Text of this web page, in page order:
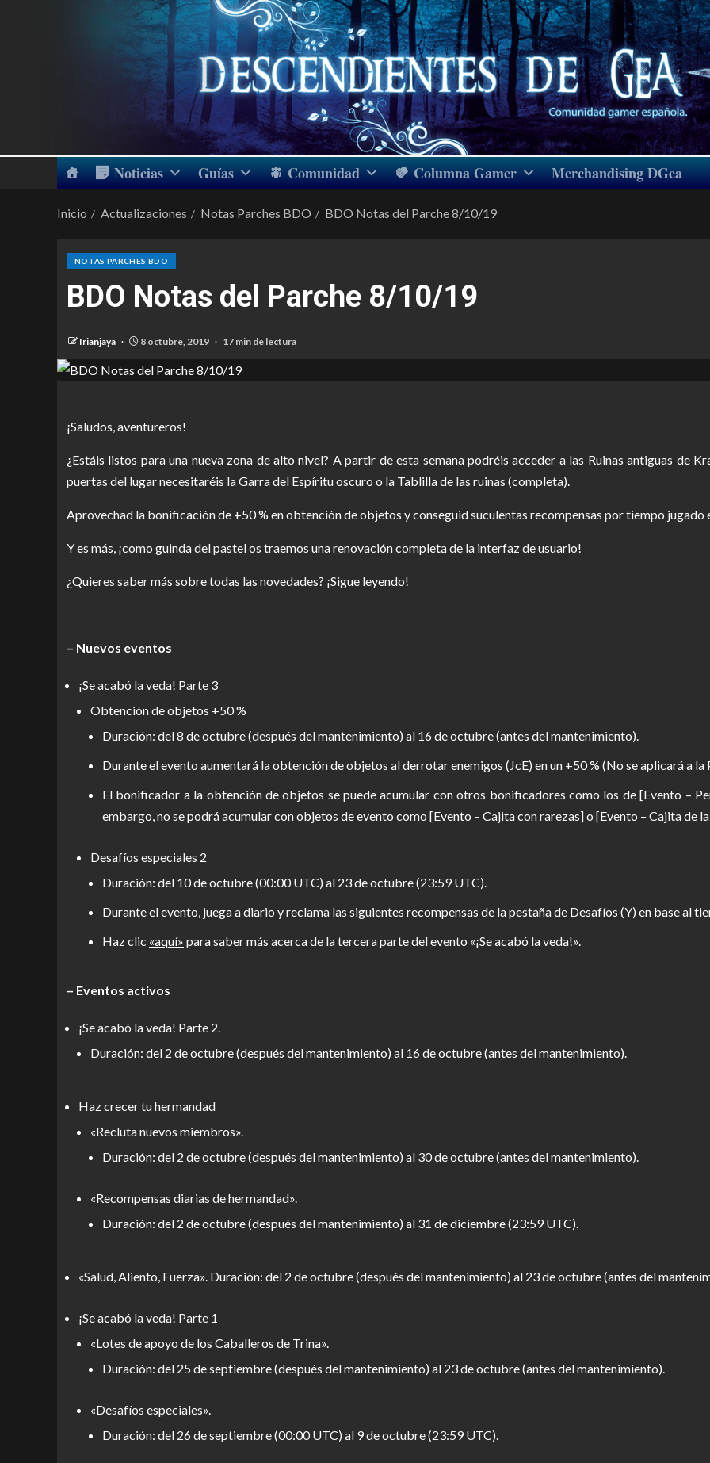
Noticias Guías Comunidad Columna Gamer Merchandising DGea
Inicio Actualizaciones Notas Parches BDO BDO Notas del Parche 8/10/19
NOTAS PARCHES BDO
BDO Notas del Parche 8/10/19
Irianjaya 8 octubre, 2019 17 min de lectura
¡Saludos, aventureros!
¿Estáis listos para una nueva zona de alto nivel? A partir de esta semana podréis acceder a las Ruinas antiguas de
puertas del lugar necesitaréis la Garra del Espíritu oscuro o la Tablilla de las ruinas (completa).
Aprovechad la bonificación de +50 % en obtención de objetos y conseguid suculentas recompensas por tiempo jugado
Y es más, ¡como guinda del pastel os traemos una renovación completa de la interfaz de usuario!
¿Quieres saber más sobre todas las novedades? ¡Sigue leyendo!
– Nuevos eventos
¡Se acabó la veda! Parte 3
Obtención de objetos +50 %
Duración: del 8 de octubre (después del mantenimiento) al 16 de octubre (antes del mantenimiento).
Durante el evento aumentará la obtención de objetos al derrotar enemigos (JcE) en un +50 % (No se aplicará a la
El bonificador a la obtención de objetos se puede acumular con otros bonificadores como los de [Evento –
embargo, no se podrá acumular con objetos de evento como [Evento – Cajita con rarezas] o [Evento – Cajita de
Desafíos especiales 2
Duración: del 10 de octubre (00:00 UTC) al 23 de octubre (23:59 UTC).
Durante el evento, juega a diario y reclama las siguientes recompensas de la pestaña de Desafíos (Y) en base al
Haz clic «aquí» para saber más acerca de la tercera parte del evento «¡Se acabó la veda!».
– Eventos activos
¡Se acabó la veda! Parte 2.
Duración: del 2 de octubre (después del mantenimiento) al 16 de octubre (antes del mantenimiento).
Haz crecer tu hermandad
«Recluta nuevos miembros».
Duración: del 2 de octubre (después del mantenimiento) al 30 de octubre (antes del mantenimiento).
«Recompensas diarias de hermandad».
Duración: del 2 de octubre (después del mantenimiento) al 31 de diciembre (23:59 UTC).
«Salud, Aliento, Fuerza». Duración: del 2 de octubre (después del mantenimiento) al 23 de octubre (antes del
¡Se acabó la veda! Parte 1
«Lotes de apoyo de los Caballeros de Trina».
Duración: del 25 de septiembre (después del mantenimiento) al 23 de octubre (antes del mantenimiento).
«Desafíos especiales».
Duración: del 26 de septiembre (00:00 UTC) al 9 de octubre (23:59 UTC).